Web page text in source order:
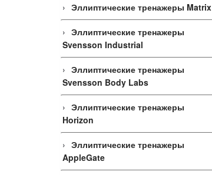
Эллиптические тренажеры Matrix
Эллиптические тренажеры
Svensson Industrial
Эллиптические тренажеры
Svensson Body Labs
Эллиптические тренажеры
Horizon
Эллиптические тренажеры
AppleGate